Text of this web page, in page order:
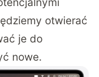
otwierać
je do
nowe.